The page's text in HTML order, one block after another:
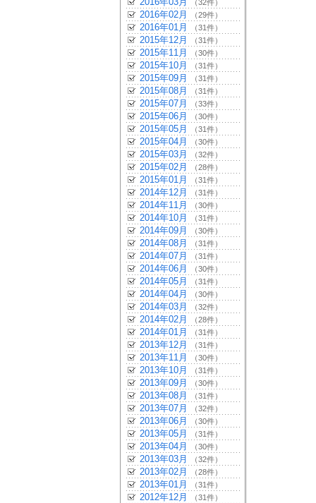
（32件）
2016年02月 （29件）
2016年01月 （31件）
2015年12月 （31件）
2015年11月 （30件）
2015年10月 （31件）
2015年09月 （31件）
2015年08月 （31件）
2015年07月 （33件）
2015年06月 （30件）
2015年05月 （31件）
2015年04月 （30件）
2015年03月 （32件）
2015年02月 （28件）
2015年01月 （31件）
2014年12月 （31件）
2014年11月 （30件）
2014年10月 （31件）
2014年09月 （30件）
2014年08月 （31件）
2014年07月 （31件）
2014年06月 （30件）
2014年05月 （31件）
2014年04月 （30件）
2014年03月 （32件）
2014年02月 （28件）
2014年01月 （31件）
2013年12月 （31件）
2013年11月 （30件）
2013年10月 （31件）
2013年09月 （30件）
2013年08月 （31件）
2013年07月 （32件）
2013年06月 （30件）
2013年05月 （31件）
2013年04月 （30件）
2013年03月 （32件）
2013年02月 （28件）
2013年01月 （31件）
2012年12月 （31件）